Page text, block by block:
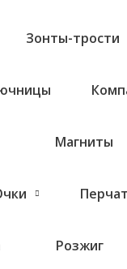
Зонты-трости
Магниты
Розжиг